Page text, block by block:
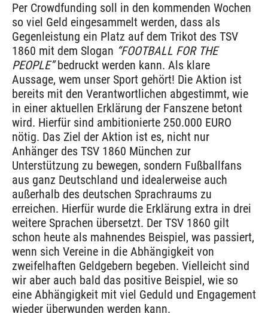
Per Crowdfunding soll in den kommenden Wochen
so viel Geld eingesammelt werden, dass als
Gegenleistung ein Platz auf dem Trikot des TSV
1860 mit dem Slogan “FOOTBALL FOR THE
PEOPLE”bedruckt werden kann. Als klare
Aussage, wem unser Sport gehört! Die Aktion ist
bereits mit den Verantwortlichen abgestimmt, wie
in einer aktuellen Erklärung der Fanszene betont
wird. Hierfür sind ambitionierte 250.000 EURO
nötig. Das Ziel der Aktion ist es, nicht nur
Anhänger des TSV 1860 München zur
Unterstützung zu bewegen, sondern Fußballfans
aus ganz Deutschland und idealerweise auch
außerhalb des deutschen Sprachraums zu
erreichen. Hierfür wurde die Erklärung extra in drei
weitere Sprachen übersetzt. Der TSV 1860 gilt
schon heute als mahnendes Beispiel, was passiert,
wenn sich Vereine in die Abhängigkeit von
zweifelhaften Geldgebern begeben. Vielleicht sind
wir aber auch bald das positive Beispiel, wie so
eine Abhängigkeit mit viel Geduld und Engagement
wieder überwunden werden kann.